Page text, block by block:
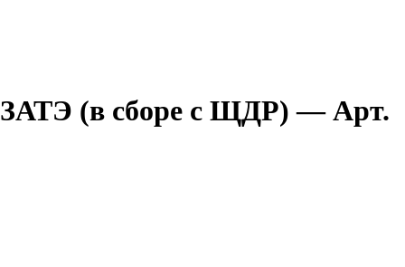
(в сборе с ЩДР) — Арт.